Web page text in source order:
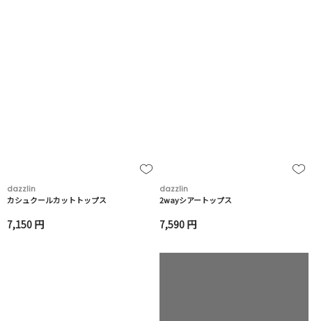
dazzlin
カシュクールカットトップス
7,150 円
dazzlin
2wayシアートップス
7,590 円